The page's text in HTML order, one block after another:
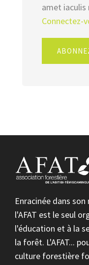
amet iaculis
Connectez-
Enracinée dans
l'AFAT est le seul
l'éducation et à la
la forêt. L'AFAT...
culture forestière